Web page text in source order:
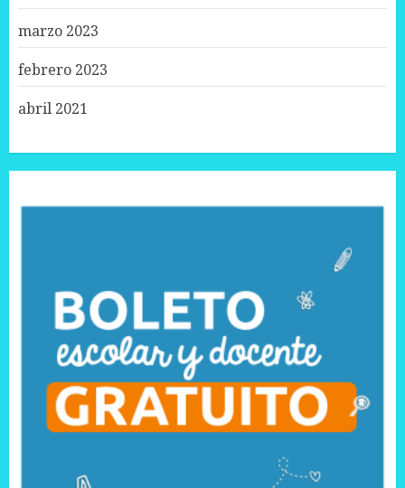
marzo 2023
febrero 2023
abril 2021